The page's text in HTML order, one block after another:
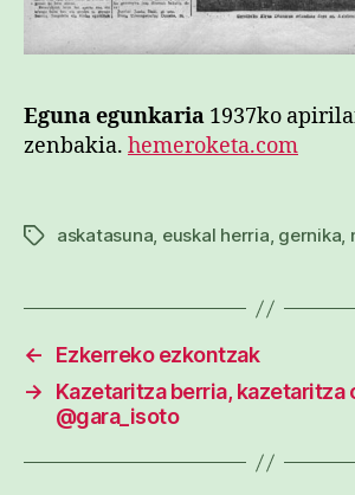
Eguna egunkaria 1937ko
zenbakia. hemeroketa.com
Etiketakaskatasuna, euskal herria, gernika,
←
Ezkerreko ezkontzak
→
Kazetaritza berria, kazetaritza
@gara_isoto